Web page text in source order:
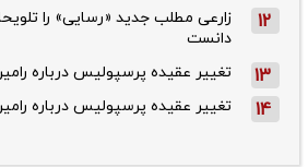
12
زارعی مطلب جدید «رسایی» را
دانست
13 تغییر عقیده پرسپولیس درباره
14 تغییر عقیده پرسپولیس درباره